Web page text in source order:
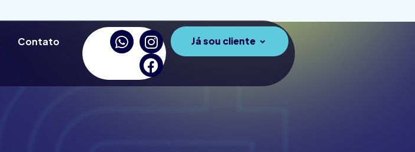
Contato Já sou cliente